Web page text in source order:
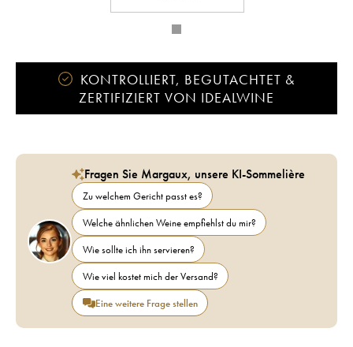
KONTROLLIERT, BEGUTACHTET &
ZERTIFIZIERT VON IDEALWINE
Fragen Sie Margaux, unsere KI-Sommelière
Zu welchem Gericht passt es?
Welche ähnlichen Weine empfiehlst du mir?
Wie sollte ich ihn servieren?
Wie viel kostet mich der Versand?
Eine weitere Frage stellen